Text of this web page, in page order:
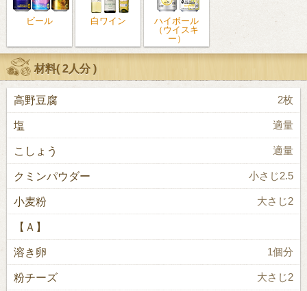
ビール 白ワイン
ハイボール
（ウイスキ
ー）
材料(2人分)
高野豆腐 2枚
塩 適量
こしょう 適量
クミンパウダー 小さじ2.5
小麦粉 大さじ2
【Ａ】
溶き卵 1個分
粉チーズ 大さじ2